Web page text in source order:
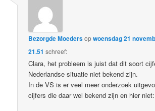
Bezorgde Moedersopwoensdag 21
21.51 schreef:
Clara, het probleem is juist dat dit soort
Nederlandse situatie niet bekend zijn.
In de VS is er veel meer onderzoek
cijfers die daar wel bekend zijn en hier niet: